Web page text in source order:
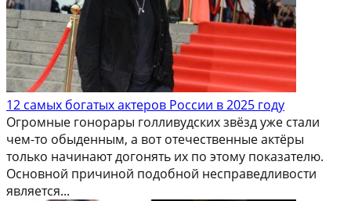
12 самых богатых актеров России в 2025 году
Огромные гонорары голливудских звёзд уже стали
чем-то обыденным, а вот отечественные актёры
только начинают догонять их по этому показателю.
Основной причиной подобной несправедливости
является...